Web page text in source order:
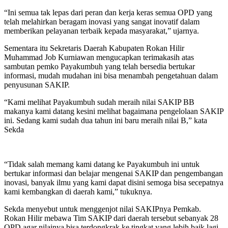
“Ini semua tak lepas dari peran dan kerja keras semua OPD yang
telah melahirkan beragam inovasi yang sangat inovatif dalam
memberikan pelayanan terbaik kepada masyarakat,” ujarnya.
Sementara itu Sekretaris Daerah Kabupaten Rokan Hilir
Muhammad Job Kurniawan mengucapkan terimakasih atas
sambutan pemko Payakumbuh yang telah bersedia bertukar
informasi, mudah mudahan ini bisa menambah pengetahuan dalam
penyusunan SAKIP.
“Kami melihat Payakumbuh sudah meraih nilai SAKIP BB
makanya kami datang kesini melihat bagaimana pengelolaan SAKIP
ini. Sedang kami sudah dua tahun ini baru meraih nilai B,” kata
Sekda
“Tidak salah memang kami datang ke Payakumbuh ini untuk
bertukar informasi dan belajar mengenai SAKIP dan pengembangan
inovasi, banyak ilmu yang kami dapat disini semoga bisa secepatnya
kami kembangkan di daerah kami,” tukuknya.
Sekda menyebut untuk menggenjot nilai SAKIPnya Pemkab.
Rokan Hilir mebawa Tim SAKIP dari daerah tersebut sebanyak 28